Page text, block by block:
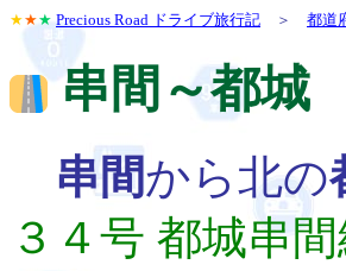
★★★ Precious Road ドライブ旅行記 ＞ 都道
串間～都城
串間から北の
３４号 都城串間